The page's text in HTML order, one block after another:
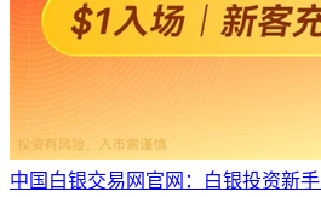
中国白银交易网官网：白银投资新